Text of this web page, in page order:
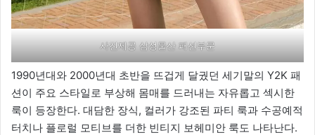
사진제공 삼성물산 패션부문
1990년대와 2000년대 초반을 뜨겁게 달궜던 세기말의 Y2K 패
션이 주요 스타일로 부상해 몸매를 드러내는 자유롭고 섹시한
룩이 등장한다. 대담한 장식, 컬러가 강조된 파티 룩과 수공예적
터치나 플로럴 모티브를 더한 빈티지 보헤미안 룩도 나타난다.